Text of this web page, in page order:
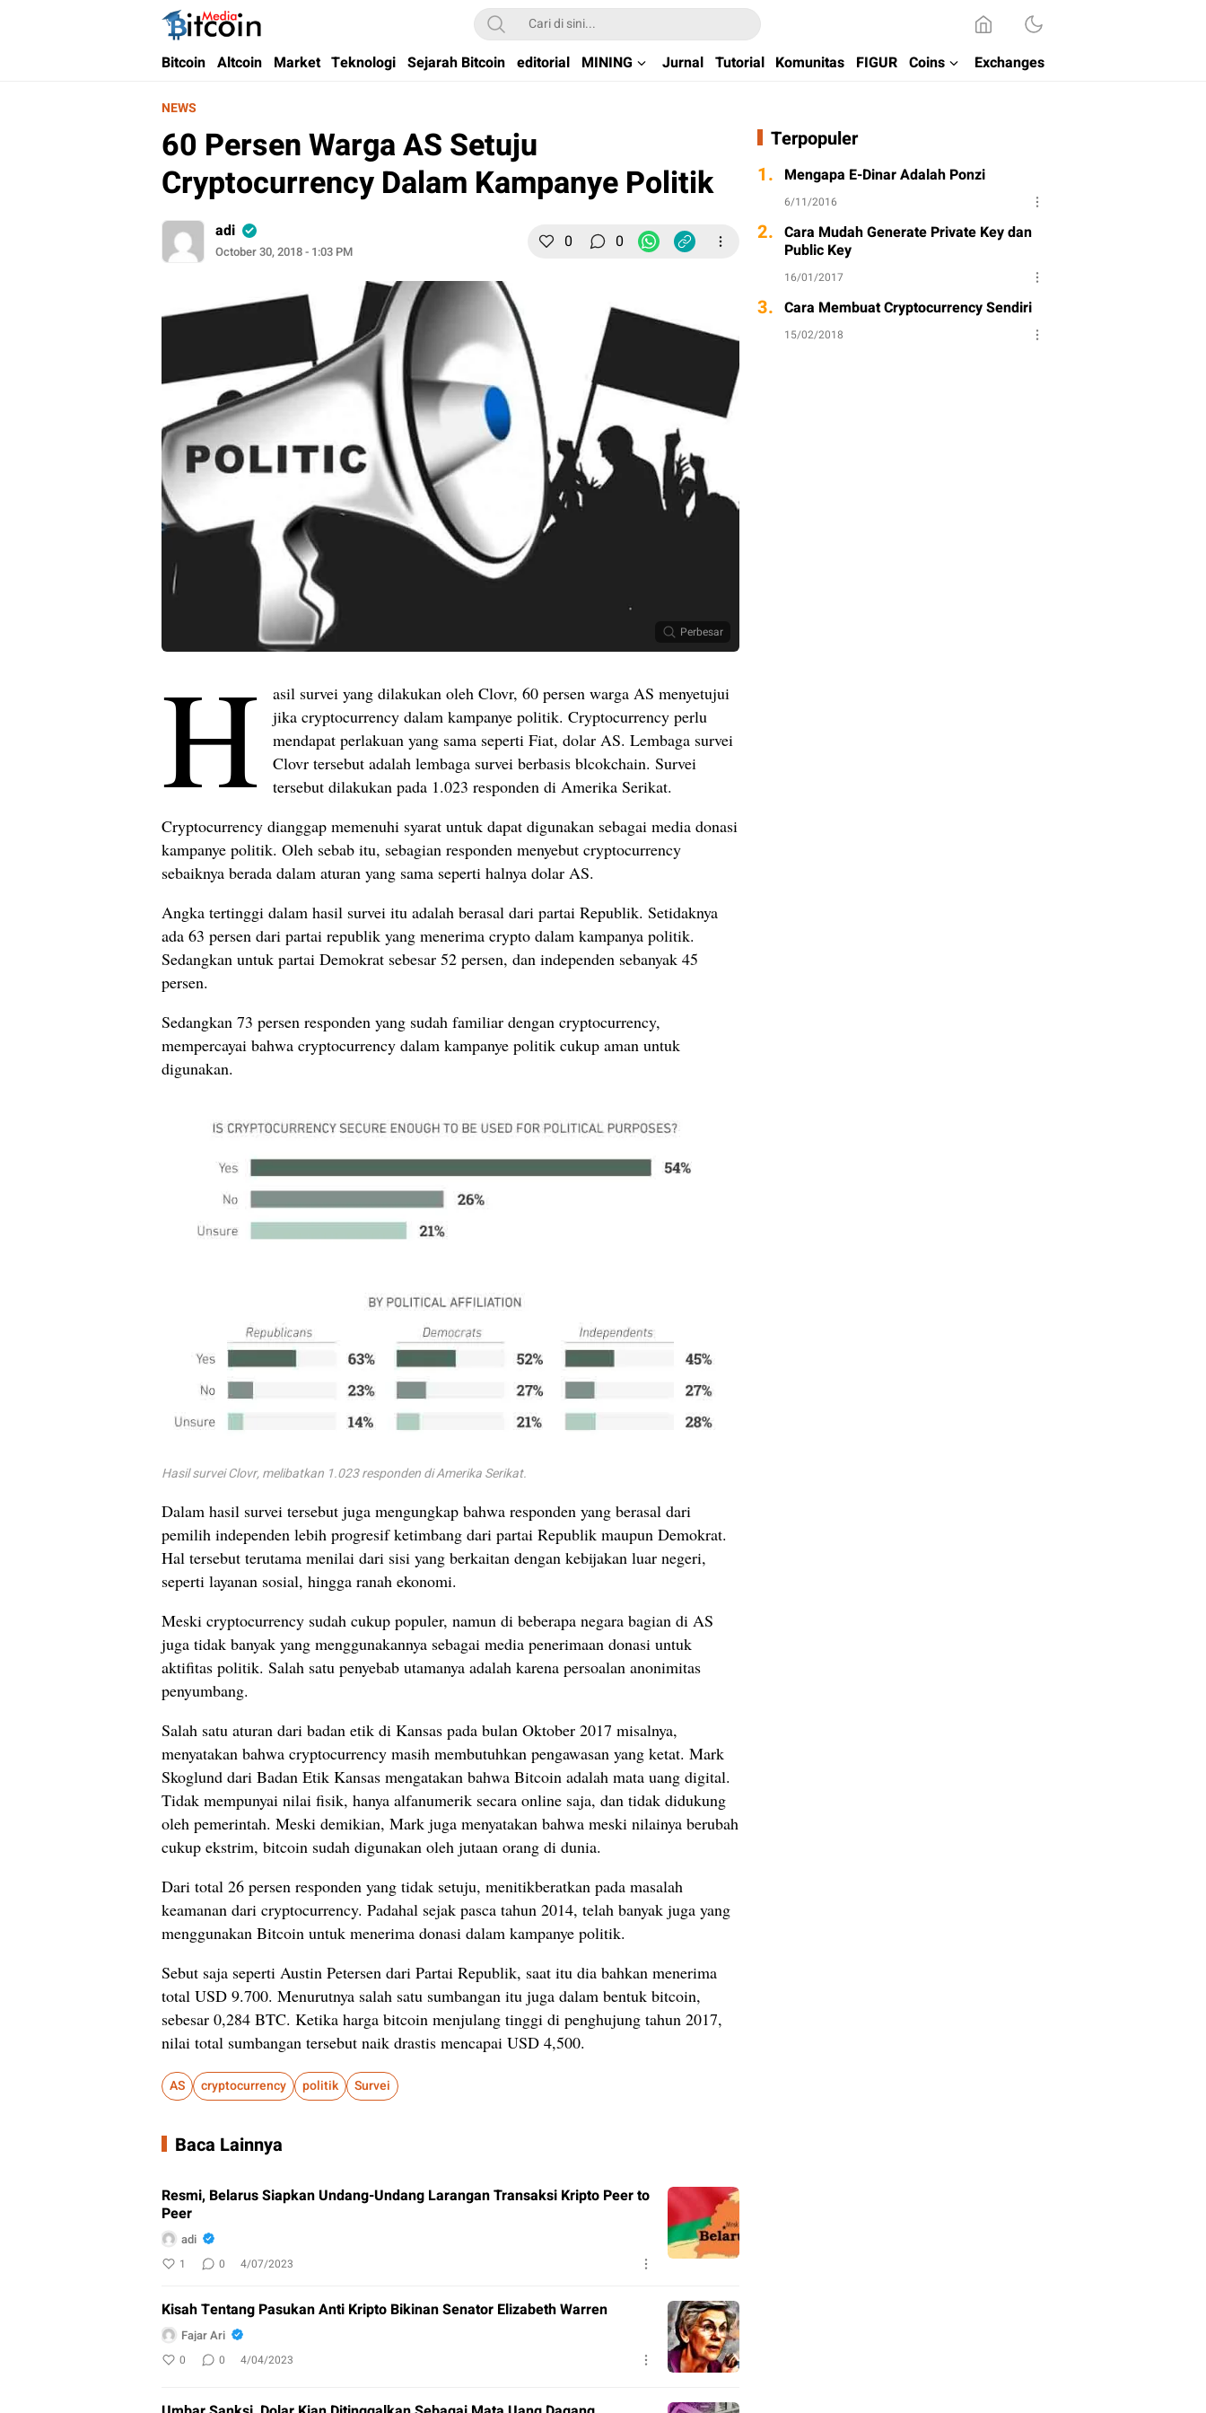
Bitcoin Media Indonesia
Media Bitcoin dan Cryptocurrency, dan Blockchain di Indonesia
Bitcoin Altcoin Market Teknologi Sejarah Bitcoin editorial MINING Jurnal Tutorial Komunitas FIGUR Coins Exchanges
NEWS
60 Persen Warga AS Setuju
Cryptocurrency Dalam Kampanye Politik
adi
October 30, 2018 - 1:03 PM 0 0
Perbesar
H
asil survei yang dilakukan oleh Clovr, 60 persen warga AS menyetujui
jika cryptocurrency dalam kampanye politik. Cryptocurrency perlu
mendapat perlakuan yang sama seperti Fiat, dolar AS. Lembaga survei
Clovr tersebut adalah lembaga survei berbasis blcokchain. Survei
tersebut dilakukan pada 1.023 responden di Amerika Serikat.
Cryptocurrency dianggap memenuhi syarat untuk dapat digunakan sebagai media donasi
kampanye politik. Oleh sebab itu, sebagian responden menyebut cryptocurrency
sebaiknya berada dalam aturan yang sama seperti halnya dolar AS.
Angka tertinggi dalam hasil survei itu adalah berasal dari partai Republik. Setidaknya
ada 63 persen dari partai republik yang menerima crypto dalam kampanya politik.
Sedangkan untuk partai Demokrat sebesar 52 persen, dan independen sebanyak 45
persen.
Sedangkan 73 persen responden yang sudah familiar dengan cryptocurrency,
mempercayai bahwa cryptocurrency dalam kampanye politik cukup aman untuk
digunakan.
Hasil survei Clovr, melibatkan 1.023 responden di Amerika Serikat.
Dalam hasil survei tersebut juga mengungkap bahwa responden yang berasal dari
pemilih independen lebih progresif ketimbang dari partai Republik maupun Demokrat.
Hal tersebut terutama menilai dari sisi yang berkaitan dengan kebijakan luar negeri,
seperti layanan sosial, hingga ranah ekonomi.
Meski cryptocurrency sudah cukup populer, namun di beberapa negara bagian di AS
juga tidak banyak yang menggunakannya sebagai media penerimaan donasi untuk
aktifitas politik. Salah satu penyebab utamanya adalah karena persoalan anonimitas
penyumbang.
Salah satu aturan dari badan etik di Kansas pada bulan Oktober 2017 misalnya,
menyatakan bahwa cryptocurrency masih membutuhkan pengawasan yang ketat. Mark
Skoglund dari Badan Etik Kansas mengatakan bahwa Bitcoin adalah mata uang digital.
Tidak mempunyai nilai fisik, hanya alfanumerik secara online saja, dan tidak didukung
oleh pemerintah. Meski demikian, Mark juga menyatakan bahwa meski nilainya berubah
cukup ekstrim, bitcoin sudah digunakan oleh jutaan orang di dunia.
Dari total 26 persen responden yang tidak setuju, menitikberatkan pada masalah
keamanan dari cryptocurrency. Padahal sejak pasca tahun 2014, telah banyak juga yang
menggunakan Bitcoin untuk menerima donasi dalam kampanye politik.
Sebut saja seperti Austin Petersen dari Partai Republik, saat itu dia bahkan menerima
total USD 9.700. Menurutnya salah satu sumbangan itu juga dalam bentuk bitcoin,
sebesar 0,284 BTC. Ketika harga bitcoin menjulang tinggi di penghujung tahun 2017,
nilai total sumbangan tersebut naik drastis mencapai USD 4,500.
AS cryptocurrency politik Survei
Baca Lainnya
Resmi, Belarus Siapkan Undang-Undang Larangan Transaksi Kripto Peer to
Peer
adi
1 0 4/07/2023
Kisah Tentang Pasukan Anti Kripto Bikinan Senator Elizabeth Warren
Fajar Ari
0 0 4/04/2023
Terpopuler
1. Mengapa E-Dinar Adalah Ponzi
6/11/2016
2. Cara Mudah Generate Private Key dan
Public Key
16/01/2017
3. Cara Membuat Cryptocurrency Sendiri
15/02/2018